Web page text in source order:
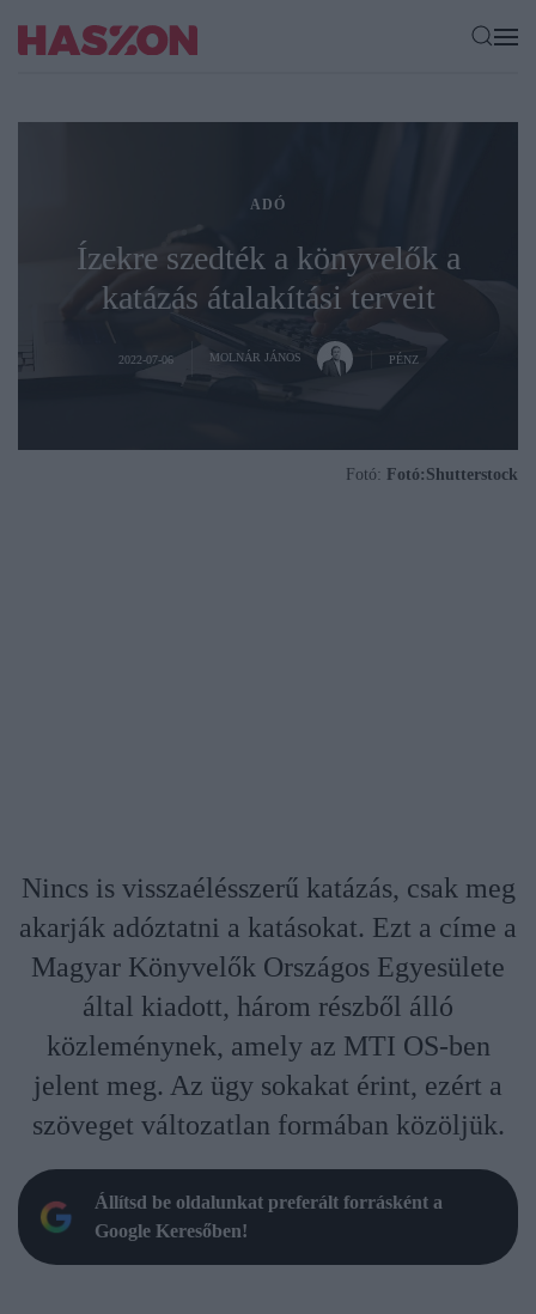
ADÓ
Ízekre szedték a könyvelők a
katázás átalakítási terveit
2022-07-06 MOLNÁR JÁNOS PÉNZ
Fotó: Fotó:Shutterstock
Nincs is visszaélésszerű katázás, csak meg
akarják adóztatni a katásokat. Ezt a címe a
Magyar Könyvelők Országos Egyesülete
által kiadott, három részből álló
közleménynek, amely az MTI OS-ben
jelent meg. Az ügy sokakat érint, ezért a
szöveget változatlan formában közöljük.
Állítsd be oldalunkat preferált forrásként a
Google Keresőben!